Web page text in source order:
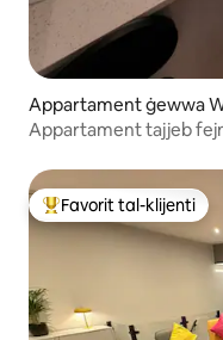
Appartament ġewwa
Appartament tajjeb
Wieħed mill-aqwa
Favorit tal-klijenti